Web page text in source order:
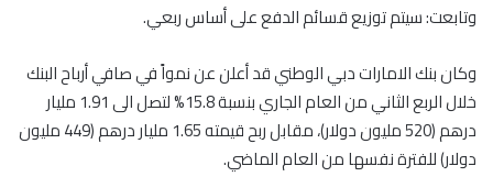
وتابعت: سيتم توزيع قسائم الدفع على أساس ربعي.
وكان بنك الامارات دبي الوطني قد أعلن عن نمواً في صافي أرباح البنك
خلال الربع الثاني من العام الجاري بنسبة 15.8% لتصل الى 1.91 مليار
درهم (520 مليون دولار)، مقابل ربح قيمته 1.65 مليار درهم (449 مليون
دولار) للفترة نفسها من العام الماضي.